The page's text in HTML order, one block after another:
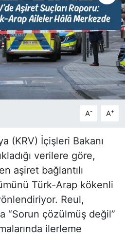
A- A+
(KRV) İçişleri Bakanı
verilere göre,
aşiret bağlantılı
Türk-Arap kökenli
Reul,
“Sorun çözülmüş değil”
ilerleme